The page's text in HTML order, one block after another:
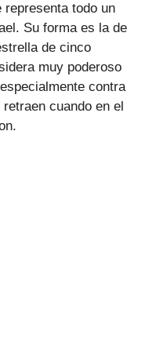
representa todo un
Su forma es la de
de cinco
muy poderoso
contra
cuando en el